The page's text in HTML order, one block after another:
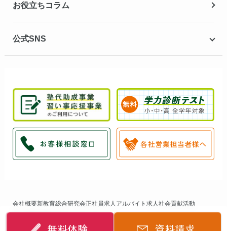
お役立ちコラム
公式SNS
会社概要新教育総合研究会正社員求人 アルバイト求人社会貢献活動